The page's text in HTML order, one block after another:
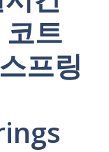
트
프링